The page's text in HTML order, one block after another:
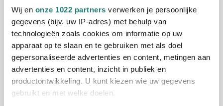
Wij en onze 1022 partners verwerken je persoonlijke
gegevens (bijv. uw IP-adres) met behulp van
technologieën zoals cookies om informatie op uw
apparaat op te slaan en te gebruiken met als doel
gepersonaliseerde advertenties en content, metingen aan
advertenties en content, inzicht in publiek en
productontwikkeling. U kunt kiezen wie uw gegevens
gebruikt en met welke doelen.
Rituals staat synoniem met kwaliteit en luxe. Deze
geschenkset combineert het beste van beide werelden:
Een gerenommeerd merk met uitstekende reputatie
Hoogwaardige producten in prachtige verpakking
Een geschenk dat past bij elke zakelijke gelegenheid
Langdurig geurplezier voor thuis of op kantoor
Met 45 jaar ervaring in relatiegeschenken adviseren